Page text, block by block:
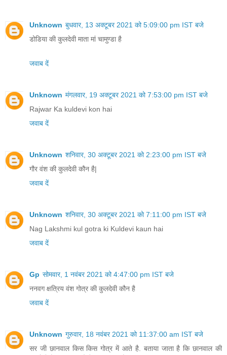
Unknown बुधवार, 13 अक्टूबर 2021 को 5:09:00 pm IST बजे
डोडिया की कुलदेवी माता मां चामुण्डा है
जवाब दें
Unknown मंगलवार, 19 अक्टूबर 2021 को 7:53:00 pm IST बजे
Rajwar Ka kuldevi kon hai
जवाब दें
Unknown शनिवार, 30 अक्टूबर 2021 को 2:23:00 pm IST बजे
गौर वंश की कुलदेवी कौन है|
जवाब दें
Unknown शनिवार, 30 अक्टूबर 2021 को 7:11:00 pm IST बजे
Nag Lakshmi kul gotra ki Kuldevi kaun hai
जवाब दें
Gp सोमवार, 1 नवंबर 2021 को 4:47:00 pm IST बजे
ननवग क्षत्रिय वंश गोत्र की कुलदेवी कौन है
जवाब दें
Unknown गुरुवार, 18 नवंबर 2021 को 11:37:00 am IST बजे
सर जी छानवाल किस किस गोत्र में आते है. बताया जाता है कि छानवाल की